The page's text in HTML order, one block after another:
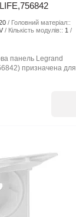
Головний матеріал::
Кількість модулів:: 1
панель Legrand
призначена для